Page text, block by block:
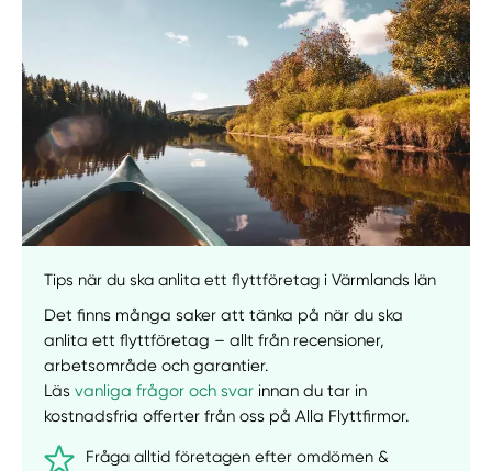
Få hjälp
Välj tillvägagångssätt
Tips när du ska anlita ett flyttföretag i Värmlands län
Det finns många saker att tänka på när du ska
anlita ett flyttföretag – allt från recensioner,
arbetsområde och garantier.
Läsvanliga frågor och svar innan du tar in
kostnadsfria offerter från oss på Alla Flyttfirmor.
Fråga alltid företagen efter omdömen &